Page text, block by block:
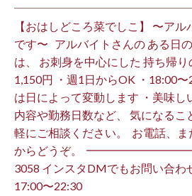
【おはしどころ菜でしこ】 〜ア
です〜 ⁡ ⁡ アルバイトさんの ある日
は、 お刺身を中心にした 持ち帰り
1,150円 ・週1日からOK ・18:00
は日によって変動します ・美味し
内容や勤務日数など、 気になるこ
軽にご相談ください。 ⁡ お電話、
からどうぞ。
3058 インスタDMでもお問い合わ
17:00〜22:30 ⁡